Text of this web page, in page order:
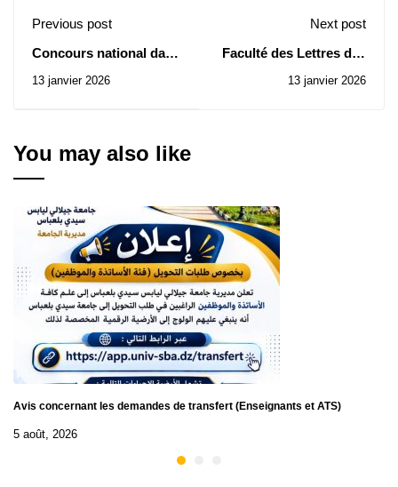
Previous post
Concours national dans
doctorales pour
universitaire 2025/2026
13 janvier 2026
Next post
Faculté des Lettres des
Avis d’Attribution
13 janvier 2026
You may also like
Avis concernant les demandes de transfert (Enseignants et ATS)
5 août, 2026